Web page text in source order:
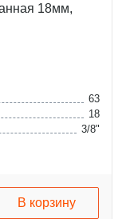
18мм,
63
18
3/8"
В корзину